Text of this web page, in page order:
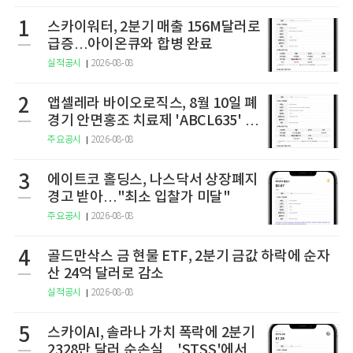
1
스카이워터, 2분기 매출 156M달러로
급증…아이온큐와 합병 완료
실적공시 2026-08-08
2
앱셀레라 바이오로직스, 8월 10일 폐
경기 안면홍조 치료제 'ABCL635' 임
상 2상 결과 발표
주요공시 2026-08-08
3
에이트코 홀딩스, 나스닥서 상장폐지
경고 받아…"최소 입찰가 미달"
주요공시 2026-08-08
4
골드만삭스 금 현물 ETF, 2분기 금값 하락에 순자
산 24억 달러로 감소
실적공시 2026-08-08
5
스카이AI, 솔라나 가치 폭락에 2분기